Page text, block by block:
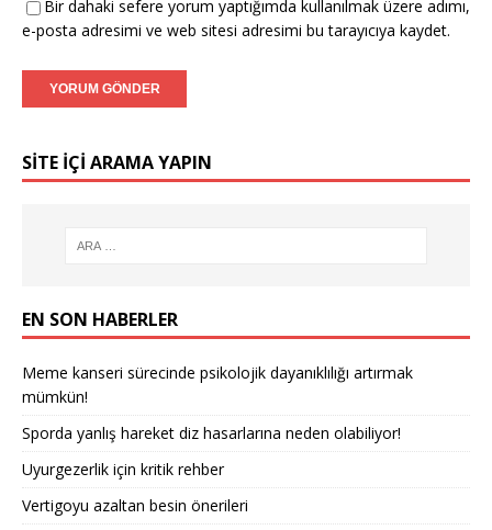
Bir dahaki sefere yorum yaptığımda kullanılmak üzere adımı,
e-posta adresimi ve web sitesi adresimi bu tarayıcıya kaydet.
SITE IÇI ARAMA YAPIN
EN SON HABERLER
Meme kanseri sürecinde psikolojik dayanıklılığı artırmak
mümkün!
Sporda yanlış hareket diz hasarlarına neden olabiliyor!
Uyurgezerlik için kritik rehber
Vertigoyu azaltan besin önerileri